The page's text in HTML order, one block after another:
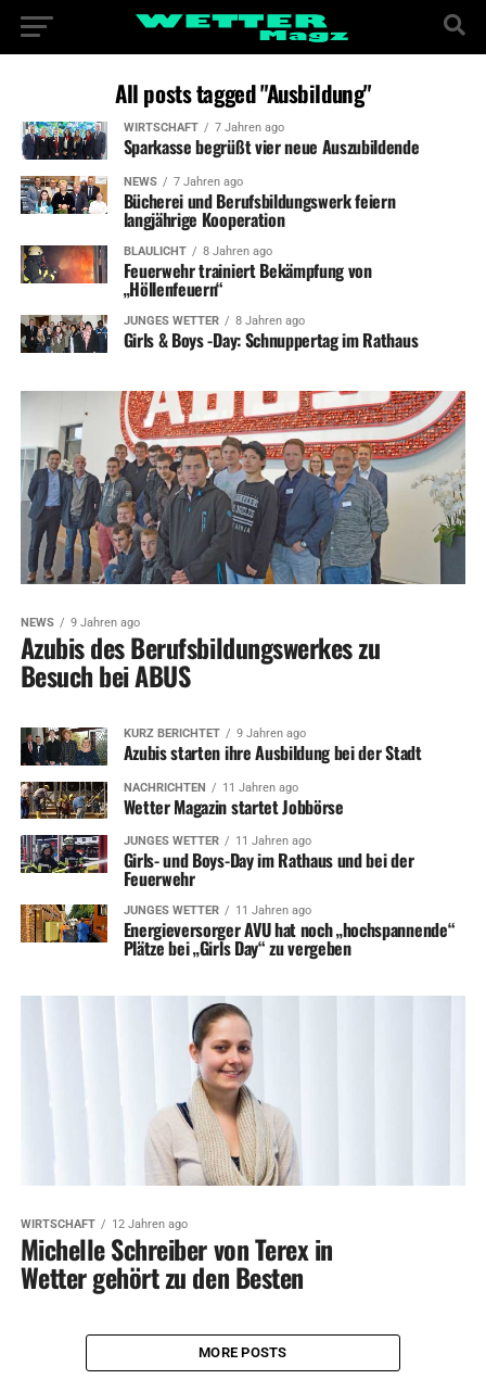
All posts tagged "Ausbildung"
WIRTSCHAFT 7 Jahren ago
Sparkasse begrüßt vier neue Auszubildende
NEWS 7 Jahren ago
Bücherei und Berufsbildungswerk feiern
langjährige Kooperation
BLAULICHT 8 Jahren ago
Feuerwehr trainiert Bekämpfung von
„Höllenfeuern“
JUNGES WETTER 8 Jahren ago
Girls & Boys -Day: Schnuppertag im Rathaus
NEWS 9 Jahren ago
Azubis des Berufsbildungswerkes zu
Besuch bei ABUS
KURZ BERICHTET 9 Jahren ago
Azubis starten ihre Ausbildung bei der Stadt
NACHRICHTEN 11 Jahren ago
Wetter Magazin startet Jobbörse
JUNGES WETTER 11 Jahren ago
Girls- und Boys-Day im Rathaus und bei der
Feuerwehr
JUNGES WETTER 11 Jahren ago
Energieversorger AVU hat noch „hochspannende“
Plätze bei „Girls Day“ zu vergeben
WIRTSCHAFT 12 Jahren ago
Michelle Schreiber von Terex in
Wetter gehört zu den Besten
MORE POSTS